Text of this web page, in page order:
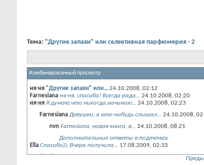
Тема: "Другие запахи" или селективная парфюмерия - 2
Комбинированный просмотр
ня-ня "Другие запахи" или... 24.10.2008, 02:12
Farnesiana ня-ня, спасибо! Всегда рада... 24.10.2008, 02:20
ня-ня Я думаю,что никогда,начинаю... 24.10.2008, 02:23
Farnesiana Девушки, а кто-нибудь слышал... 24.10.2008,
nvn Farnesiana, новая книга, в... 24.10.2008, 08:21
Дополнительные ответы в подтемах
Ella Спасибо)). Вчера получила... 17.08.2009, 02:33